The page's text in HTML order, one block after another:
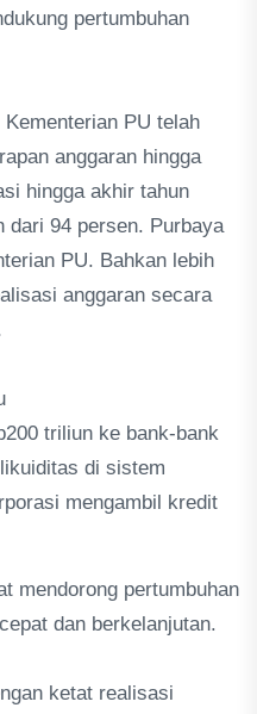
pertumbuhan
PU telah
anggaran hingga
hingga akhir tahun
dari 94 persen. Purbaya
PU. Bahkan lebih
anggaran secara
triliun ke bank-bank
di sistem
mengambil kredit
mendorong pertumbuhan
dan berkelanjutan.
ketat realisasi